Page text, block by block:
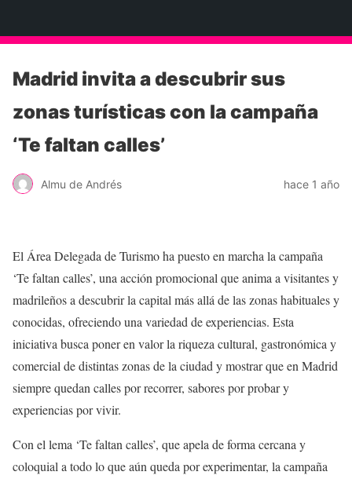
Madrid invita a descubrir sus
zonas turísticas con la campaña
‘Te faltan calles’
Almu de Andrés hace 1 año
El Área Delegada de Turismo ha puesto en marcha la campaña
‘Te faltan calles’, una acción promocional que anima a visitantes y
madrileños a descubrir la capital más allá de las zonas habituales y
conocidas, ofreciendo una variedad de experiencias. Esta
iniciativa busca poner en valor la riqueza cultural, gastronómica y
comercial de distintas zonas de la ciudad y mostrar que en Madrid
siempre quedan calles por recorrer, sabores por probar y
experiencias por vivir.
Con el lema ‘Te faltan calles’, que apela de forma cercana y
coloquial a todo lo que aún queda por experimentar, la campaña